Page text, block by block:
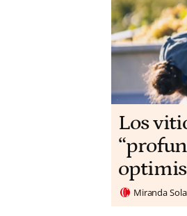
Los
Miranda